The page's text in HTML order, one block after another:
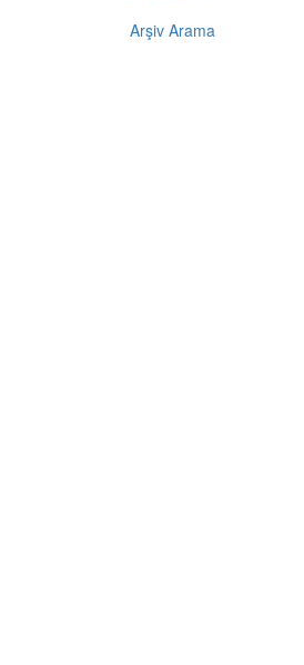
Arşiv Arama